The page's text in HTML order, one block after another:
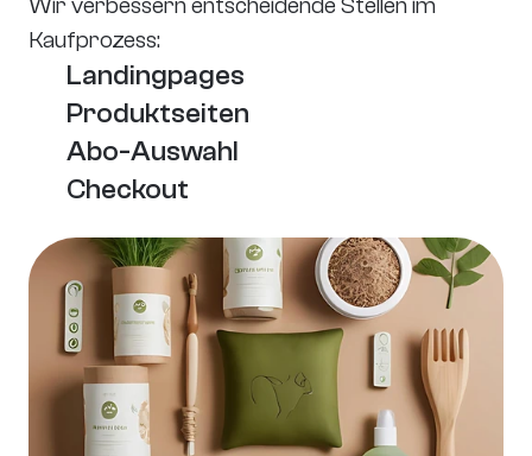
Kaufprozess:
Landingpages
Produktseiten
Abo-Auswahl
Checkout